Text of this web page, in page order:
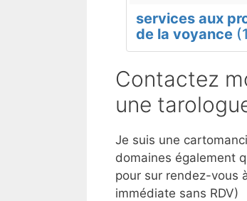
services aux
de la voyance
Contactez
une
Je suis une
domaines également
pour sur rendez-vous
immédiate sans RDV)